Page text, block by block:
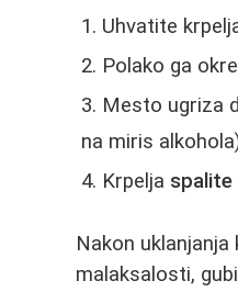
Uhvatite
Polako ga
Mesto ugriza
na miris
Krpelja spalite
Nakon
malaksalosti,